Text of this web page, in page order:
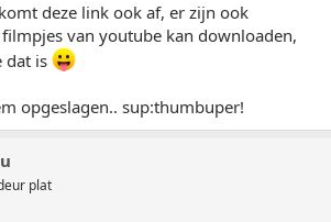
deze link ook af, er zijn ook
van youtube kan downloaden,
dat is
opgeslagen.. sup:thumbuper!
plat